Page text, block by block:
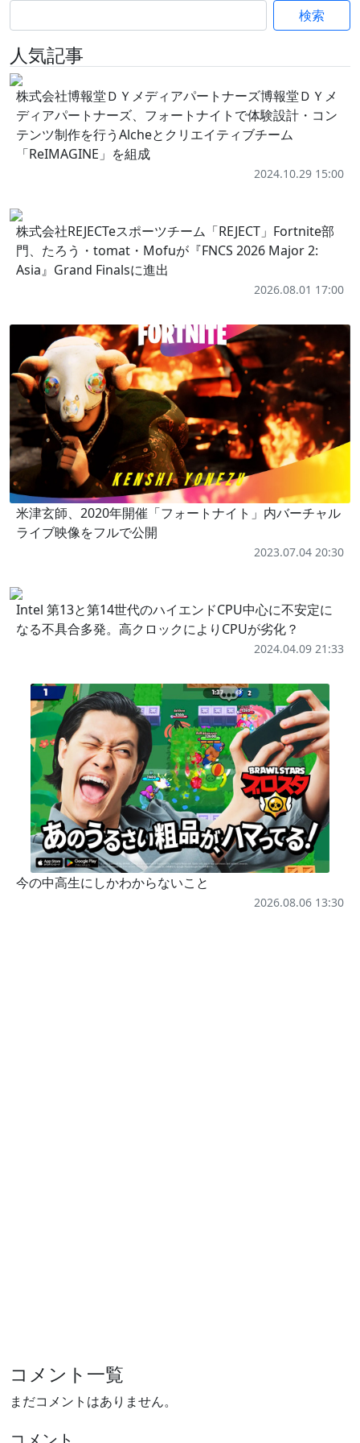
検索
人気記事
株式会社博報堂ＤＹメディアパートナーズ博報堂ＤＹメ
ディアパートナーズ、フォートナイトで体験設計・コン
テンツ制作を行うAlcheとクリエイティブチーム
「ReIMAGINE」を組成
2024.10.29 15:00
株式会社REJECTeスポーツチーム「REJECT」Fortnite部
門、たろう・tomat・Mofuが『FNCS 2026 Major 2:
Asia』Grand Finalsに進出
2026.08.01 17:00
米津玄師、2020年開催「フォートナイト」内バーチャル
ライブ映像をフルで公開
2023.07.04 20:30
Intel 第13と第14世代のハイエンドCPU中心に不安定に
なる不具合多発。高クロックによりCPUが劣化？
2024.04.09 21:33
今の中高生にしかわからないこと
2026.08.06 13:30
コメント一覧
まだコメントはありません。